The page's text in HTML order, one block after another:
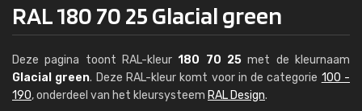
RAL 180 70 25 Glacial green
Deze pagina toont RAL-kleur180 70 25 met de kleurnaam
Glacial green. Deze RAL-kleur komt voor in de categorie 100 -
190, onderdeel van het kleursysteem RAL Design.